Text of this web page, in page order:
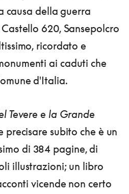
causa della guerra
620, Sansepolcro
ricordato e
ai caduti che
d'Italia.
Tevere e la Grande
precisare subito che è un
di 384 pagine, di
illustrazioni; un libro
vicende non certo